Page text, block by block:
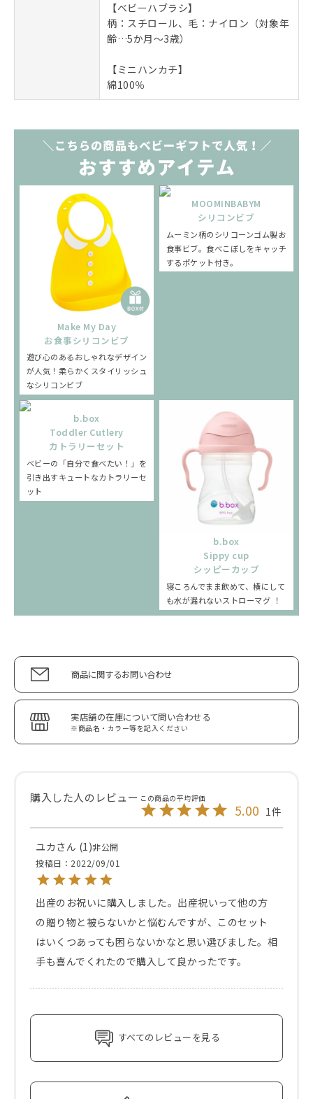
【ベビーハブラシ】
柄：スチロール、毛：ナイロン（対象年
齢…5か月～3歳）
【ミニハンカチ】
綿100％
Make My Day
お食事シリコンビブ
遊び心のあるおしゃれなデザイン
が人気！柔らかくスタイリッシュ
なシリコンビブ
MOOMINBABYM
シリコンビブ
ムーミン柄のシリコーンゴム製お
食事ビブ。食べこぼしをキャッチ
するポケット付き。
b.box
Toddler Cutlery
カトラリーセット
ベビーの「自分で食べたい！」を
引き出すキュートなカトラリーセ
ット
b.box
Sippy cup
シッピーカップ
寝ころんでまま飲めて、横にして
も水が漏れないストローマグ ！
商品に関するお問い合わせ
実店舗の在庫について問い合わせる
※商品名・カラー等を記入ください
5.00 1
ユカ 1 非公開
投稿日
2022/09/01
出産のお祝いに購入しました。出産祝いって他の方
の贈り物と被らないかと悩むんですが、このセット
はいくつあっても困らないかなと思い選びました。相
手も喜んでくれたので購入して良かったです。
すべてのレビューを見る